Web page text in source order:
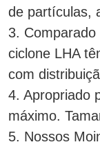
de partículas,
3.
ciclone LHA
com
4. Apropriado
máximo.
5. Nossos